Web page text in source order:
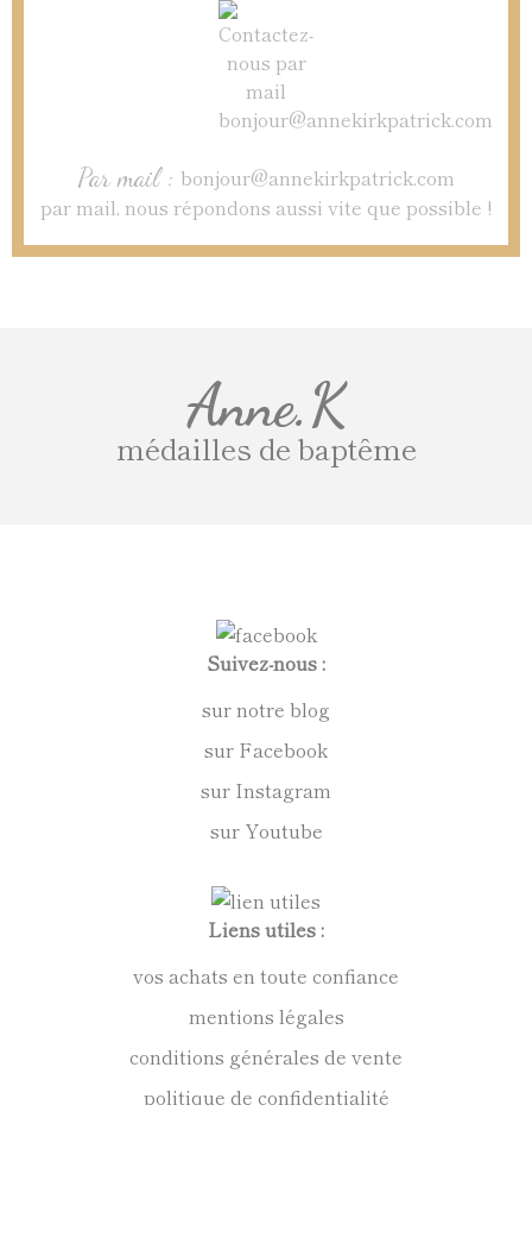
Par mail : bonjour@annekirkpatrick.com
par mail, nous répondons aussi vite que possible !
Anne.K
médailles de baptême
Suivez-nous :
sur notre blog
sur Facebook
sur Instagram
sur Youtube
Liens utiles :
vos achats en toute confiance
mentions légales
conditions générales de vente
politique de confidentialité